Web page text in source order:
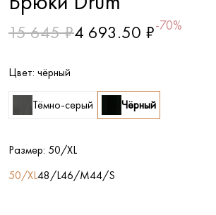
15 645 ₽4 693.50 ₽-70%
Цвет: чёрный
Тёмно-серый Чёрный
Размер: 50/XL
50/XL48/L46/M44/S